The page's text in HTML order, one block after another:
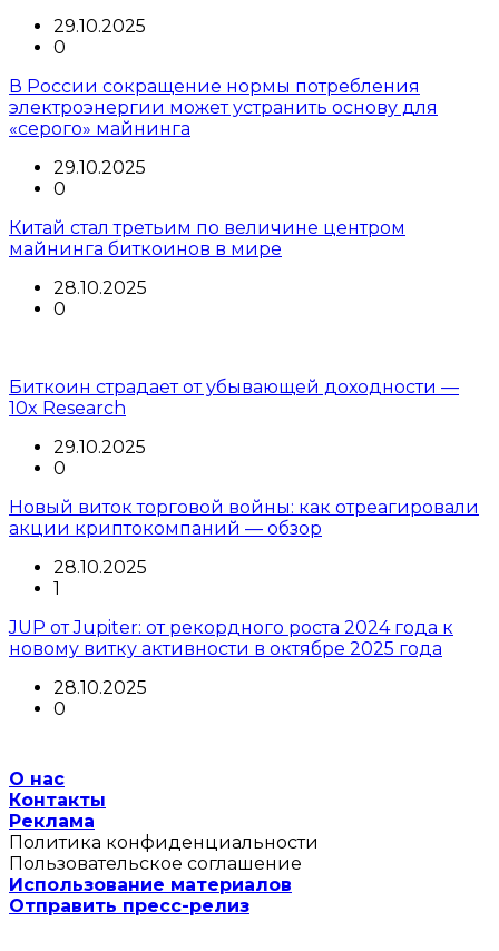
29.10.2025
0
В России сокращение нормы потребления
электроэнергии может устранить основу для
«серого» майнинга
29.10.2025
0
Китай стал третьим по величине центром
майнинга биткоинов в мире
28.10.2025
0
Биткоин страдает от убывающей доходности —
10x Research
29.10.2025
0
Новый виток торговой войны: как отреагировали
акции криптокомпаний — обзор
28.10.2025
1
JUP от Jupiter: от рекордного роста 2024 года к
новому витку активности в октябре 2025 года
28.10.2025
0
О нас
Контакты
Реклама
Политика конфиденциальности
Пользовательское соглашение
Использование материалов
Отправить пресс-релиз